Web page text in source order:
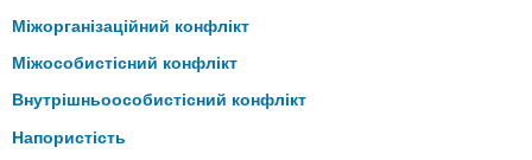
Міжорганізаційний конфлікт
Міжособистісний конфлікт
Внутрішньоособистісний конфлікт
Напористість